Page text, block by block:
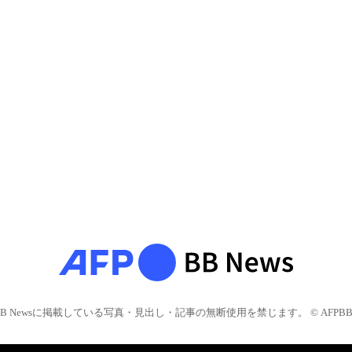
Newsに掲載している写真・見出し・記事の無断使用を禁じます。 © AFPBB